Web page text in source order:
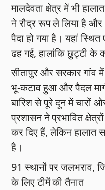
मालदेवता क्षेत्र में भी
ने रौद्र रूप ले लिया है
पैदा हो गया है। यहां
ढह गई, हालांकि छुट्टी के
सीतापुर और सरकार गांव
भू-कटाव हुआ और पैदल
बारिश से पूरे दून में चारों
प्रशासन ने प्रभावित
कर दिए हैं, लेकिन हालात
है।
91 स्थानों पर जलभराव,
के लिए टीमें की तैनात